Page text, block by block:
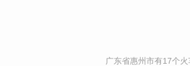
广东省惠州市有17个火